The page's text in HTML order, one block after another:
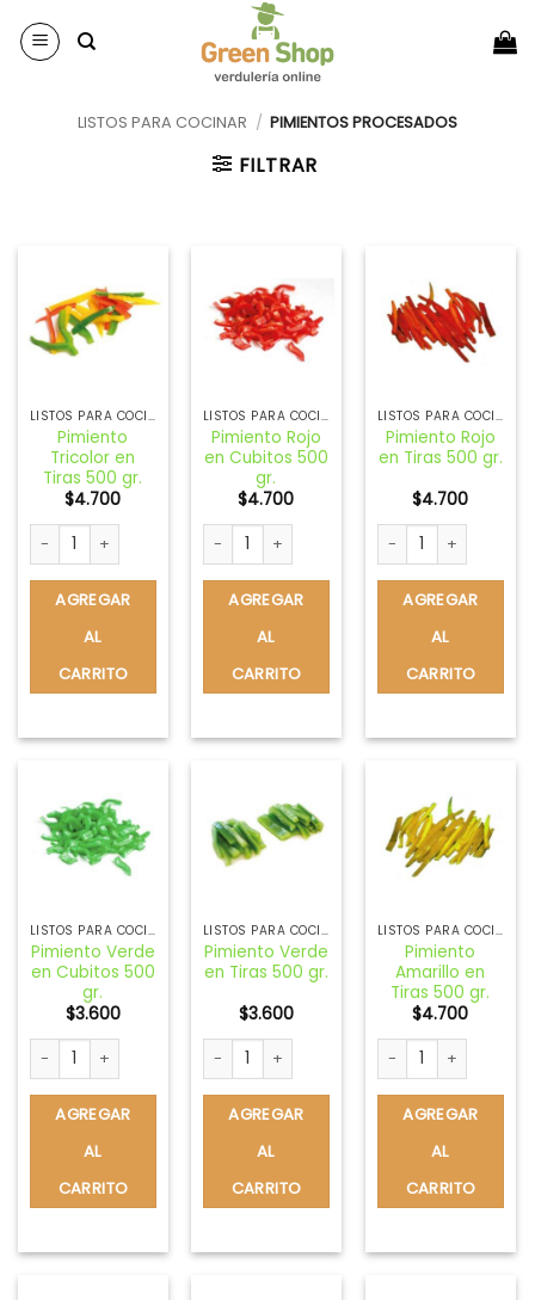
LISTOS PARA COCINAR / PIMIENTOS PROCESADOS
FILTRAR
LISTOS PARA COCINAR
Pimiento
Tricolor en
Tiras 500 gr.
$4.700
Pimiento Tricolor en Tiras 500 gr. cantidad
AGREGAR
AL
CARRITO
LISTOS PARA COCINAR
Pimiento Rojo
en Cubitos 500
gr.
$4.700
Pimiento Rojo en Cubitos 500 gr. cantidad
AGREGAR
AL
CARRITO
LISTOS PARA COCINAR
Pimiento Rojo
en Tiras 500 gr.
$4.700
Pimiento Rojo en
AGREGAR
AL
CARRITO
LISTOS PARA COCINAR
Pimiento Verde
en Cubitos 500
gr.
$3.600
Pimiento Verde en Cubitos 500 gr. cantidad
AGREGAR
AL
CARRITO
LISTOS PARA COCINAR
Pimiento Verde
en Tiras 500 gr.
$3.600
Pimiento Verde en Tiras 500 gr. cantidad
AGREGAR
AL
CARRITO
LISTOS PARA COCINAR
Pimiento
Amarillo en
Tiras 500 gr.
$4.700
Pimiento Amarillo
AGREGAR
AL
CARRITO